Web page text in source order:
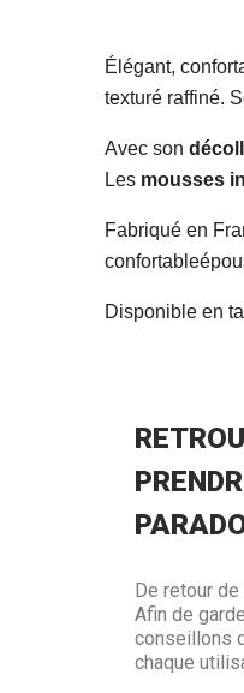
Élégant,
texturé raffiné.
Avec son
Les mousses
Fabriqué en
Disponible en
De retour
Afin de
conseillons
chaque